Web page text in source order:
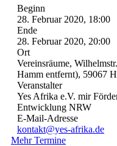
Beginn
28. Februar 2020, 18:00
Ende
28. Februar 2020, 20:00
Ort
Vereinsräume,
Hamm entfernt), 59067
Veranstalter
Yes Afrika e.V. mir
Entwicklung NRW
E-Mail-Adresse
kontakt@yes-afrika.de
Mehr Termine